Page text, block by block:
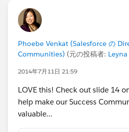
Phoebe Venkat (Salesforce の
Communities) (元の投稿者:
2014年7月11日 21:59
LOVE this! Check out slide 14
help make our Success
valuable...